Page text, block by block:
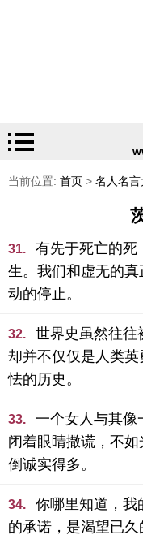
当前位置: 首页 > 名人名言
31.
有先于死亡的死
生。我们和虚无的
动的停止。
32.
世界史虽然往往
却并不仅仅是人类
怯的历史。
33.
一个女人与其像
闭着眼睛撒谎，不
倒诚实得多。
34.
你哪里知道，我
的承诺，是渴望已